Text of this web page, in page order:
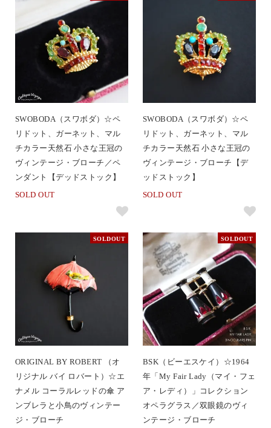
SWOBODA（スワボダ）☆ペ
リドット、ガーネット、マル
チカラー天然石 小さな王冠の
ヴィンテージ・ブローチ／ペ
ンダント【デッドストック】
SOLD OUT
SWOBODA（スワボダ）☆ペ
リドット、ガーネット、マル
チカラー天然石 小さな王冠の
ヴィンテージ・ブローチ【デ
ッドストック】
SOLD OUT
SOLDOUT
ORIGINAL BY ROBERT （オ
リジナル バイ ロバート）☆エ
ナメル コーラルレッドの傘 ア
ンブレラと小鳥のヴィンテー
ジ・ブローチ
SOLDOUT
BSK（ビーエスケイ）☆1964
年「My Fair Lady（マイ・フェ
ア・レディ）」コレクション
オペラグラス／双眼鏡のヴィ
ンテージ・ブローチ